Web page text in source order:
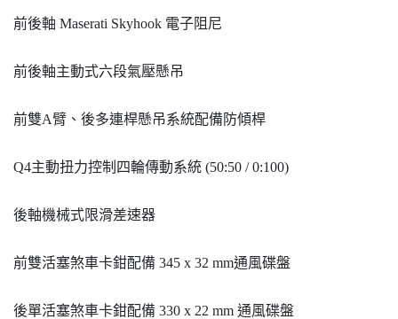
前後軸 Maserati Skyhook 電子阻尼
前後軸主動式六段氣壓懸吊
前雙A臂、後多連桿懸吊系統配備防傾桿
Q4主動扭力控制四輪傳動系統 (50:50 / 0:100)
後軸機械式限滑差速器
前雙活塞煞車卡鉗配備 345 x 32 mm通風碟盤
後單活塞煞車卡鉗配備 330 x 22 mm 通風碟盤